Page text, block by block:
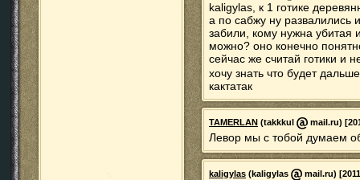
kaligylas, к 1 готике
а по сабжу ну развалились
забили, кому нужна убитая
можно? оно конечно
сейчас же считай готики и
хочу знать что будет
кактатак
TAMERLAN (takkkul mail.ru)
Левор мы с тобой думаем
kaligylas (kaligylas mail.ru)